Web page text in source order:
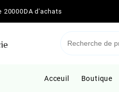
20000DA d'achats
Acceuil Boutique